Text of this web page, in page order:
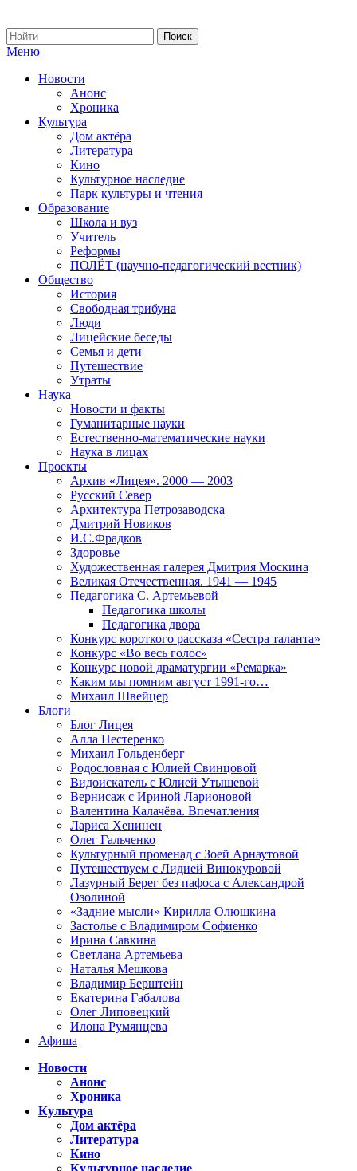
Меню
Новости
Анонс
Хроника
Культура
Дом актёра
Литература
Кино
Культурное наследие
Парк культуры и чтения
Образование
Школа и вуз
Учитель
Реформы
ПОЛЁТ (научно-педагогический вестник)
Общество
История
Свободная трибуна
Люди
Лицейские беседы
Семья и дети
Путешествие
Утраты
Наука
Новости и факты
Гуманитарные науки
Естественно-математические науки
Наука в лицах
Проекты
Архив «Лицея». 2000 — 2003
Русский Север
Архитектура Петрозаводска
Дмитрий Новиков
И.С.Фрадков
Здоровье
Художественная галерея Дмитрия Москина
Великая Отечественная. 1941 — 1945
Педагогика С. Артемьевой
Педагогика школы
Педагогика двора
Конкурс короткого рассказа «Сестра таланта»
Конкурс «Во весь голос»
Конкурс новой драматургии «Ремарка»
Каким мы помним август 1991-го…
Михаил Швейцер
Блоги
Блог Лицея
Алла Нестеренко
Михаил Гольденберг
Родословная с Юлией Свинцовой
Видоискатель с Юлией Утышевой
Вернисаж с Ириной Ларионовой
Валентина Калачёва. Впечатления
Лариса Хенинен
Олег Гальченко
Культурный променад с Зоей Арнаутовой
Путешествуем с Лидией Винокуровой
Лазурный Берег без пафоса с Александрой
Озолиной
«Задние мысли» Кирилла Олюшкина
Застолье с Владимиром Софиенко
Ирина Савкина
Светлана Артемьева
Наталья Мешкова
Владимир Берштейн
Екатерина Габалова
Олег Липовецкий
Илона Румянцева
Афиша
Новости
Анонс
Хроника
Культура
Дом актёра
Литература
Кино